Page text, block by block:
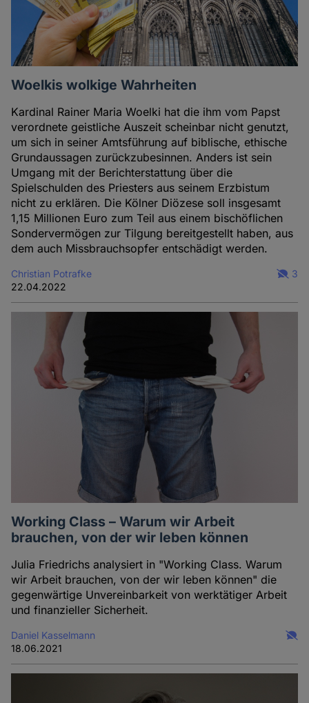
Woelkis wolkige Wahrheiten
Kardinal Rainer Maria Woelki hat die ihm vom Papst
verordnete geistliche Auszeit scheinbar nicht genutzt,
um sich in seiner Amtsführung auf biblische, ethische
Grundaussagen zurückzubesinnen. Anders ist sein
Umgang mit der Berichterstattung über die
Spielschulden des Priesters aus seinem Erzbistum
nicht zu erklären. Die Kölner Diözese soll insgesamt
1,15 Millionen Euro zum Teil aus einem bischöflichen
Sondervermögen zur Tilgung bereitgestellt haben, aus
dem auch Missbrauchsopfer entschädigt werden.
Christian Potrafke
22.04.2022
3
Working Class – Warum wir Arbeit
brauchen, von der wir leben können
Julia Friedrichs analysiert in "Working Class. Warum
wir Arbeit brauchen, von der wir leben können" die
gegenwärtige Unvereinbarkeit von werktätiger Arbeit
und finanzieller Sicherheit.
Daniel Kasselmann
18.06.2021